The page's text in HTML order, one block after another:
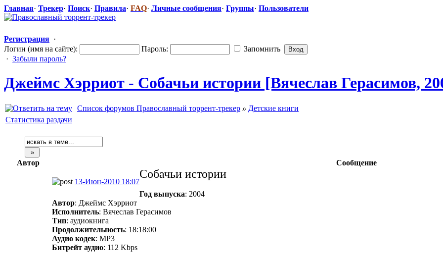
Главная· Трекер· Поиск· Правила· FAQ· Личные сообщения· Группы· Пользователи
Регистрация ·
Логин (имя на сайте):
Пароль:
Запомнить
· Забыли пароль?
Джеймс Хэрриот - Собачьи истории [Вячеслав Герасимов,
Список форумов Православный торрент-трекер » Детские книги
Статистика раздачи
Автор Сообщение
13-Июн-2010 18:07
Собачьи истории
Год выпуска: 2004
Автор: Джеймс Хэрриот
Исполнитель: Вячеслав Герасимов
Тип: аудиокнига
Продолжительность: 18:18:00
Аудио кодек: MP3
Битрейт аудио: 112 Kbps